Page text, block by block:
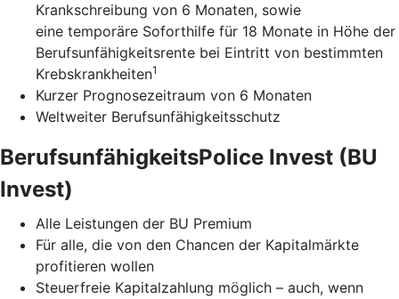
Krankschreibung von 6 Monaten, sowie
eine temporäre Soforthilfe für 18 Monate in Höhe der
Berufsunfähigkeitsrente bei Eintritt von bestimmten
Krebskrankheiten1
Kurzer Prognosezeitraum von 6 Monaten
Weltweiter Berufsunfähigkeitsschutz
BerufsunfähigkeitsPolice Invest (BU
Invest)
Alle Leistungen der BU Premium
Für alle, die von den Chancen der Kapitalmärkte
profitieren wollen
Steuerfreie Kapitalzahlung möglich – auch, wenn